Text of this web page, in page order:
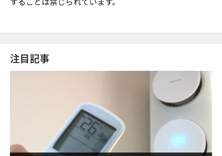
注目記事